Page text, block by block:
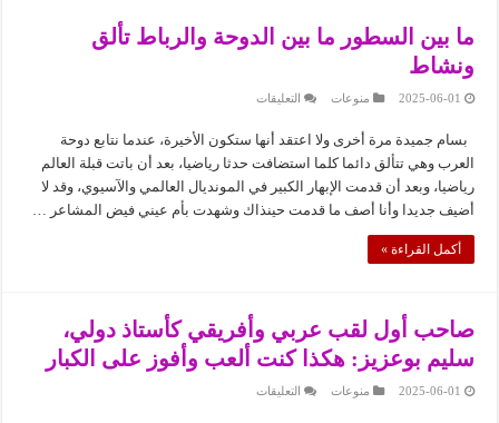
ما بين السطور ما بين الدوحة والرباط تألق
ونشاط
2025-06-01 منوعات التعليقات
السطور
بين
الدوحة
والرباط
تألق
بسام جميدة مرة أخرى ولا اعتقد أنها ستكون الأخيرة، عندما نتابع دوحة
العرب وهي تتألق دائما كلما استضافت حدثا رياضيا، بعد أن باتت قبلة العالم
رياضيا، وبعد أن قدمت الإبهار الكبير في المونديال العالمي والآسيوي، وقد لا
أضيف جديدا وأنا أصف ما قدمت حينذاك وشهدت بأم عيني فيض المشاعر …
أكمل القراءة »
صاحب أول لقب عربي وأفريقي كأستاذ دولي،
سليم بوعزيز: هكذا كنت ألعب وأفوز على الكبار
2025-06-01 منوعات التعليقات